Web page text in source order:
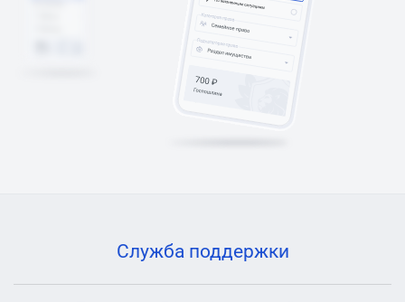
Служба поддержки